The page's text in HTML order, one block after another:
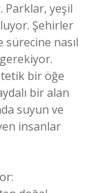
Parklar, yeşil
Şehirler
nasıl
bir öğe
bir alan
suyun ve
insanlar